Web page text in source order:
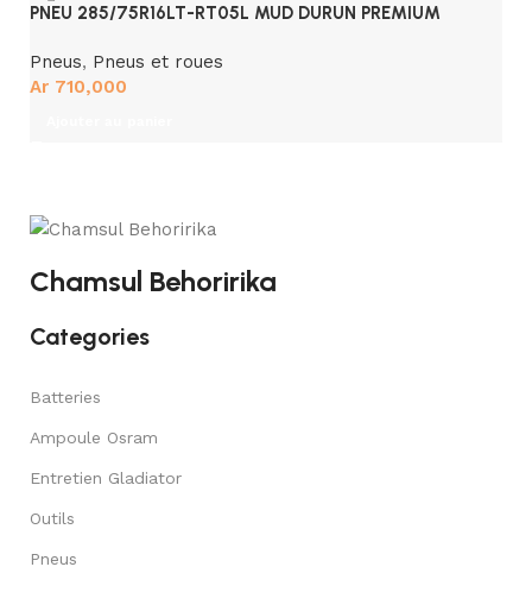
PNEU 285/75R16LT-RT05L MUD DURUN PREMIUM
Pneus, Pneus et roues
Ar 710,000
Chamsul Behoririka
Categories
Batteries
Ampoule Osram
Entretien Gladiator
Outils
Pneus